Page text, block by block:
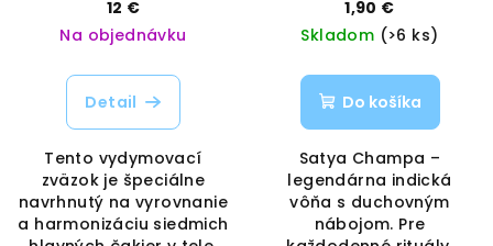
7 CHAKRA
12 €
Na objednávku
Detail
Tento vydymovací
zväzok je špeciálne
navrhnutý na vyrovnanie
a harmonizáciu siedmich
| Vaporama
1,90 €
Skladom (>6 ks)
Do košíka
Satya Champa –
legendárna indická
vôňa s duchovným
nábojom. Pre